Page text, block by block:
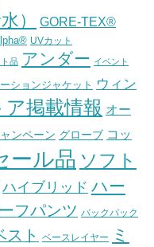
）
GORE-TEX®
UVカット
品 アンダー イベント
ションジャケット ウィン
掲載情報 オー
ンペーン グローブ コッ
ール品 ソフト
ハイブリッド ハー
フパンツ バックパック
スト ベースレイヤー
ミ